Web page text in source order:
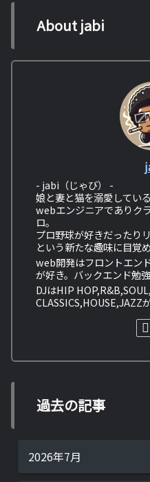
About jabi
- jabi（じゃび） -
娘と妻と猫を溺愛してい
webエンジニアでありク
ロ。
プロ野球が好きだったり
という新たな趣味に目覚め
web開発はフロントエン
が好き。バックエンド勉強
DJはHIP
CLASSICS,HOUSE,JAZZ
過去の記事
2026年7月